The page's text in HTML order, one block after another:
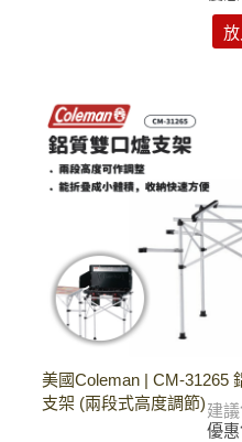
美國Coleman | CM-31265
支架 (兩段式高度調節)建
優